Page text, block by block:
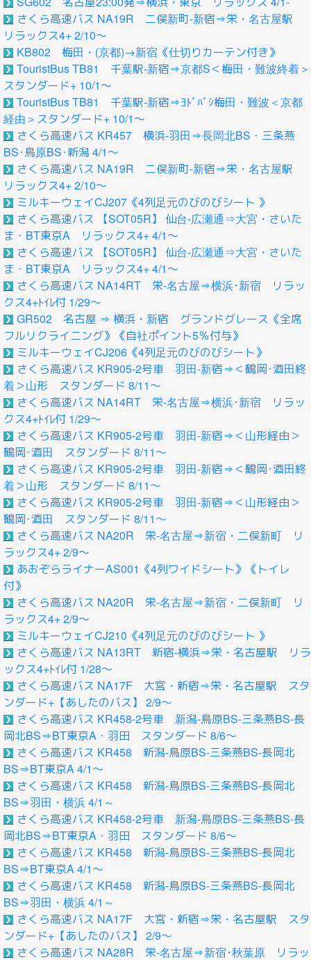
さくら高速バス NA19R 二俣新町-新宿⇒栄・名古屋駅
リラックス4+ 2/10～
KB802 梅田・(京都)→新宿《仕切りカーテン付き》
TouristBus TB81 千葉駅-新宿⇒京都S＜梅田・難波終着＞
スタンダード+ 10/1～
TouristBus TB81 千葉駅-新宿⇒ﾖﾄﾞﾊﾞｼ梅田・難波＜京都
経由＞スタンダード+ 10/1～
さくら高速バス KR457 横浜-羽田⇒長岡北BS・三条燕
BS･鳥原BS･新潟 4/1～
さくら高速バス NA19R 二俣新町-新宿⇒栄・名古屋駅
リラックス4+ 2/10～
ミルキーウェイCJ207《4列足元のびのびシート 》
さくら高速バス 【SOT05R】 仙台-広瀬通⇒大宮・さいた
ま・BT東京A リラックス4+ 4/1～
さくら高速バス 【SOT05R】 仙台-広瀬通⇒大宮・さいた
ま・BT東京A リラックス4+ 4/1～
さくら高速バス NA14RT 栄-名古屋⇒横浜･新宿 リラッ
クス4+ﾄｲﾚ付 1/29～
GR502 名古屋 ⇒ 横浜・新宿 グランドグレース《全席
フルリクライニング》《自社ポイント5％付与》
ミルキーウェイCJ206《4列足元のびのびシート》
さくら高速バス KR905-2号車 羽田-新宿⇒＜鶴岡･酒田終
着＞山形 スタンダード 8/11～
さくら高速バス NA14RT 栄-名古屋⇒横浜･新宿 リラッ
クス4+ﾄｲﾚ付 1/29～
さくら高速バス KR905-2号車 羽田-新宿⇒＜山形経由＞
鶴岡･酒田 スタンダード 8/11～
さくら高速バス KR905-2号車 羽田-新宿⇒＜鶴岡･酒田終
着＞山形 スタンダード 8/11～
さくら高速バス KR905-2号車 羽田-新宿⇒＜山形経由＞
鶴岡･酒田 スタンダード 8/11～
さくら高速バス NA20R 栄-名古屋⇒新宿・二俣新町 リ
ラックス4+ 2/9～
あおぞらライナーAS001《4列ワイドシート》《トイレ
付》
さくら高速バス NA20R 栄-名古屋⇒新宿・二俣新町 リ
ラックス4+ 2/9～
ミルキーウェイCJ210《4列足元のびのびシート 》
さくら高速バス NA13RT 新宿-横浜⇒栄・名古屋駅 リラ
ックス4+ﾄｲﾚ付 1/28～
さくら高速バス NA17F 大宮・新宿⇒栄・名古屋駅 スタ
ンダード+【あしたのバス】 2/9～
さくら高速バス KR458-2号車 新潟-鳥原BS-三条燕BS-長
岡北BS⇒BT東京A・羽田 スタンダード 8/6～
さくら高速バス KR458 新潟-鳥原BS-三条燕BS-長岡北
BS⇒BT東京A 4/1～
さくら高速バス KR458 新潟-鳥原BS-三条燕BS-長岡北
BS⇒羽田・横浜 4/1～
さくら高速バス KR458-2号車 新潟-鳥原BS-三条燕BS-長
岡北BS⇒BT東京A・羽田 スタンダード 8/6～
さくら高速バス KR458 新潟-鳥原BS-三条燕BS-長岡北
BS⇒BT東京A 4/1～
さくら高速バス KR458 新潟-鳥原BS-三条燕BS-長岡北
BS⇒羽田・横浜 4/1～
さくら高速バス NA17F 大宮・新宿⇒栄・名古屋駅 スタ
ンダード+【あしたのバス】 2/9～
さくら高速バス NA28R 栄-名古屋⇒新宿･秋葉原 リラッ